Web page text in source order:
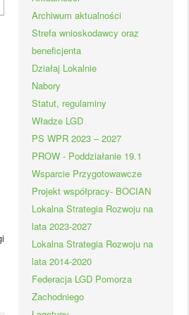
Archiwum aktualności
Strefa wnioskodawcy oraz
beneficjenta
Działaj Lokalnie
Nabory
Statut, regulaminy
Władze LGD
PS WPR 2023 – 2027
PROW - Poddziałanie 19.1
Wsparcie Przygotowawcze
Projekt współpracy- BOCIAN
Lokalna Strategia Rozwoju na
lata 2023-2027
Lokalna Strategia Rozwoju na
lata 2014-2020
Federacja LGD Pomorza
Zachodniego